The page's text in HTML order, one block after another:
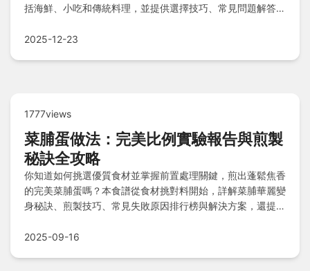
括海鮮、小吃和傳統料理，並提供選擇技巧、常見問題解答，
2025-12-23
1777views
菜脯蛋做法：完美比例實驗報告與煎製
秘訣全攻略
你知道如何挑選優質食材並掌握前置處理關鍵，煎出蓬鬆焦香
的完美菜脯蛋嗎？本食譜從食材挑對料開始，詳解菜脯華麗變
身秘訣、煎製技巧、常見失敗原因排行榜與解決方案，還提供
專業級美味！
2025-09-16